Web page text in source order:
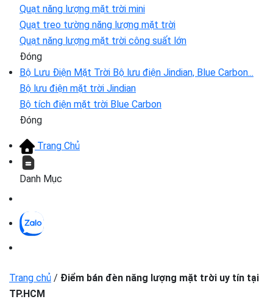
Quạt năng lượng mặt trời mini
Quạt treo tường năng lượng mặt trời
Quạt năng lượng mặt trời công suất lớn
Đóng
Bộ Lưu Điện Mặt Trời Bộ lưu điện Jindian, Blue Carbon...
Bộ lưu điện mặt trời Jindian
Bộ tích điện mặt trời Blue Carbon
Đóng
Trang Chủ
Danh Mục
Trang chủ / Điểm bán đèn năng lượng mặt trời uy tín tại
TP.HCM